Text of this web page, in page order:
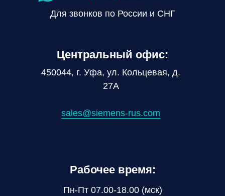
Для звонков по России и СНГ
450044, г. Уфа, ул. Кольцевая, д.
27А
sales@siemens-rus.com
Центральный офис:
Пн-Пт 07.00-18.00 (мск)
Рабочее время: